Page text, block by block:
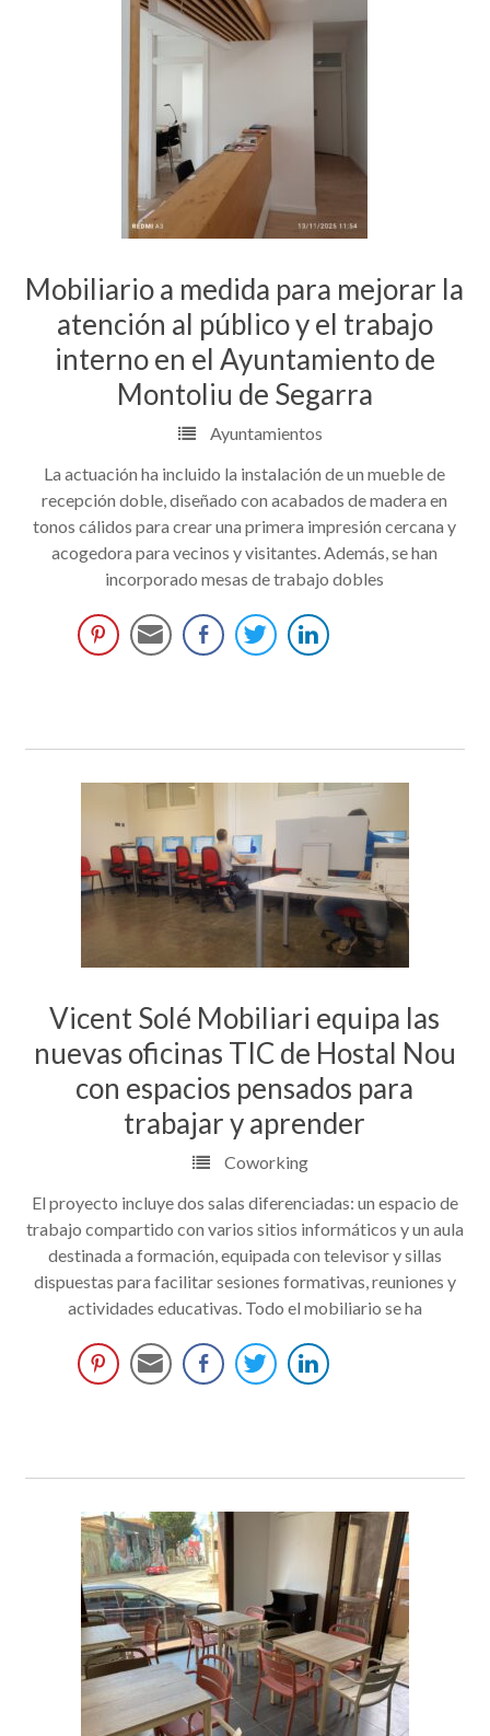
Mobiliario a medida para mejorar la
atención al público y el trabajo
interno en el Ayuntamiento de
Montoliu de Segarra
Ayuntamientos
La actuación ha incluido la instalación de un mueble de
recepción doble, diseñado con acabados de madera en
tonos cálidos para crear una primera impresión cercana y
acogedora para vecinos y visitantes. Además, se han
incorporado mesas de trabajo dobles
Vicent Solé Mobiliari equipa las
nuevas oficinas TIC de Hostal Nou
con espacios pensados para
trabajar y aprender
Coworking
El proyecto incluye dos salas diferenciadas: un espacio de
trabajo compartido con varios sitios informáticos y un aula
destinada a formación, equipada con televisor y sillas
dispuestas para facilitar sesiones formativas, reuniones y
actividades educativas. Todo el mobiliario se ha